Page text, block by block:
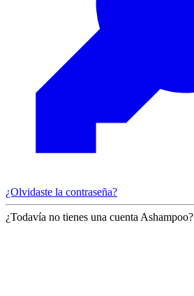
¿Olvidaste la contraseña?
¿Todavía no tienes una cuenta Ashampoo?